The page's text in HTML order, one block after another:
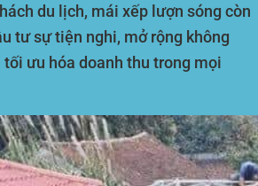
du lịch, mái xếp lượn sóng còn
tư sự tiện nghi, mở rộng không
ưu hóa doanh thu trong mọi